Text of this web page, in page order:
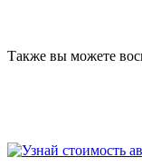
Также вы можете